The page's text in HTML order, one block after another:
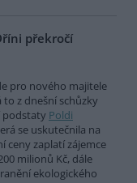
překročí
pro nového majitele
z dnešní schůzky
podstaty Poldi
se uskutečnila na
ceny zaplatí zájemce
milionů Kč, dále
ekologického